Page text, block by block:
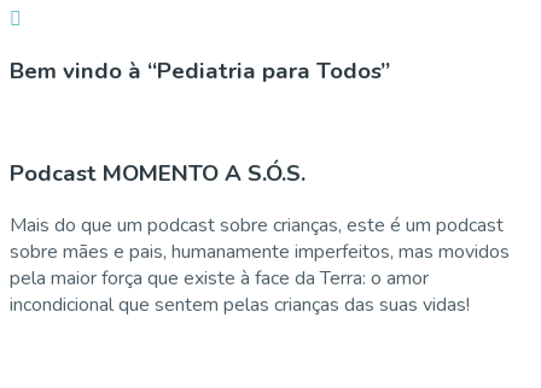
Bem vindo à “Pediatria para Todos”
Podcast MOMENTO A S.Ó.S.
Mais do que um podcast sobre crianças, este é um podcast
sobre mães e pais, humanamente imperfeitos, mas movidos
pela maior força que existe à face da Terra: o amor
incondicional que sentem pelas crianças das suas vidas!